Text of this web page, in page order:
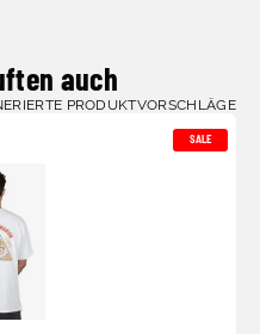
auch
PRODUKTVORSCHLÄGE
SALE